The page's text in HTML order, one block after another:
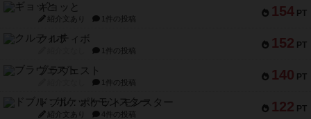
154 PT
ギョッと
紹介文あり 1件の投稿
152 PT
クルティボ
1件の投稿
140 PT
ブラヴェスト
1件の投稿
122 PT
ドブル：ポケットモンスター
紹介文あり 4件の投稿